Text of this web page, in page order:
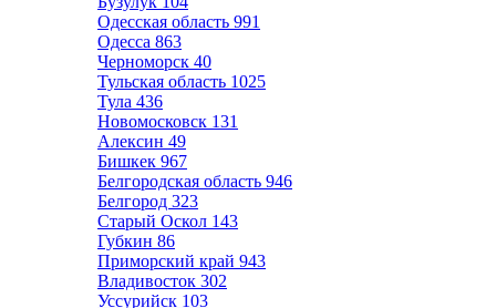
Одесская область 991
Одесса 863
Черноморск 40
Тульская область 1025
Тула 436
Новомосковск 131
Алексин 49
Бишкек 967
Белгородская область 946
Белгород 323
Старый Оскол 143
Губкин 86
Приморский край 943
Владивосток 302
Уссурийск 103